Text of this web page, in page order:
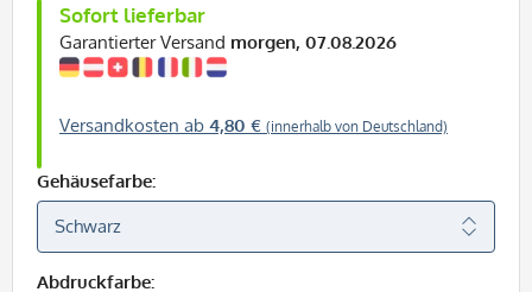
Sofort lieferbar
Garantierter Versand morgen, 07.08.2026
Versandkosten ab 4,80 € (innerhalb von Deutschland)
Gehäusefarbe:
Abdruckfarbe: